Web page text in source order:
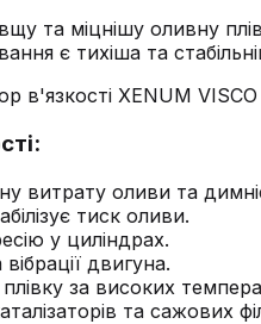
та міцнішу оливну
є тихіша та
витрату оливи та
тиск оливи.
у циліндрах.
двигуна.
за високих
та сажових